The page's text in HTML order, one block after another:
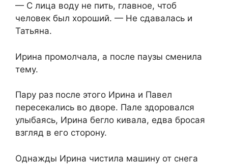
— С лица воду не пить, главное, чтоб
человек был хороший. — Не сдавалась и
Татьяна.
Ирина промолчала, а после паузы сменила
тему.
Пару раз после этого Ирина и Павел
пересекались во дворе. Пале здоровался
улыбаясь, Ирина бегло кивала, едва бросая
взгляд в его сторону.
Однажды Ирина чистила машину от снега